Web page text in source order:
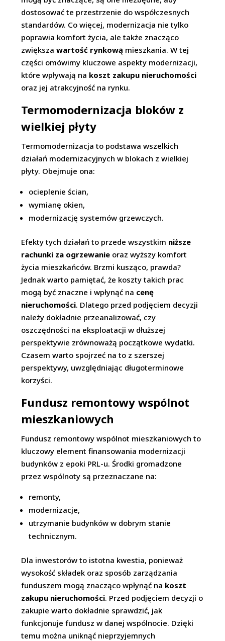
dostosować te przestrzenie do współczesnych
standardów. Co więcej, modernizacja nie tylko
poprawia komfort życia, ale także znacząco
zwiększawartość rynkową mieszkania. W tej
części omówimy kluczowe aspekty modernizacji,
które wpływają na koszt zakupu nieruchomości
oraz jej atrakcyjność na rynku.
Termomodernizacja bloków z
wielkiej płyty
Termomodernizacja to podstawa wszelkich
działań modernizacyjnych w blokach z wielkiej
płyty. Obejmuje ona:
ocieplenie ścian,
wymianę okien,
modernizację systemów grzewczych.
Efekty tych działań to przede wszystkim niższe
rachunki za ogrzewanie oraz wyższy komfort
życia mieszkańców. Brzmi kusząco, prawda?
Jednak warto pamiętać, że koszty takich prac
mogą być znaczne i wpłynąć na cenę
nieruchomości. Dlatego przed podjęciem decyzji
należy dokładnie przeanalizować, czy
oszczędności na eksploatacji w dłuższej
perspektywie zrównoważą początkowe wydatki.
Czasem warto spojrzeć na to z szerszej
perspektywy, uwzględniając długoterminowe
korzyści.
Fundusz remontowy wspólnot
mieszkaniowych
Fundusz remontowy wspólnot mieszkaniowych to
kluczowy element finansowania modernizacji
budynków z epoki PRL-u. Środki gromadzone
przez wspólnoty są przeznaczane na:
remonty,
modernizacje,
utrzymanie budynków w dobrym stanie
technicznym.
Dla inwestorów to istotna kwestia, ponieważ
wysokość składek oraz sposób zarządzania
funduszem mogą znacząco wpłynąć na koszt
zakupu nieruchomości. Przed podjęciem decyzji o
zakupie warto dokładnie sprawdzić, jak
funkcjonuje fundusz w danej wspólnocie. Dzięki
temu można uniknąć nieprzyjemnych